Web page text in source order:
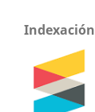
Indexación